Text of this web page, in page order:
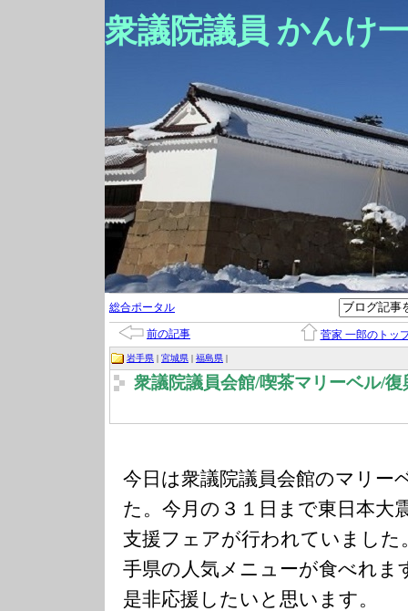
衆議院議員 かんけ
総合ポータル
前の記事 菅家 一郎のトッ
岩手県 | 宮城県 | 福島県 |
衆議院議員会館/喫茶マリーベル/
今日は衆議院議員会館のマリー
た。今月の３１日まで東日本大
支援フェアが行われていました
手県の人気メニューが食べれま
是非応援したいと思います。